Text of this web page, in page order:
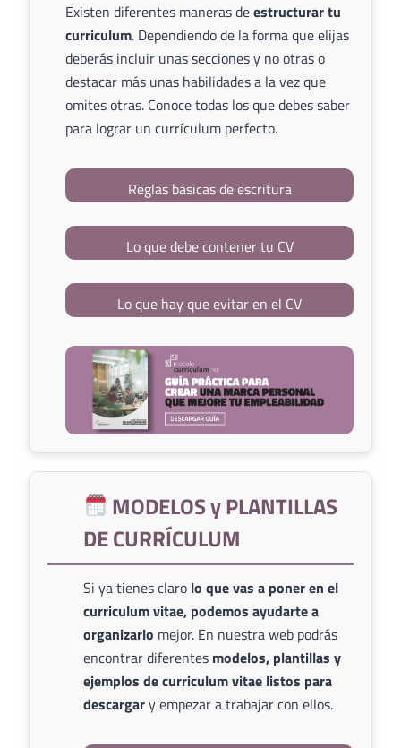
Existen diferentes maneras deestructurar tu
curriculum. Dependiendo de la forma que elijas
deberás incluir unas secciones y no otras o
destacar más unas habilidades a la vez que
omites otras. Conoce todas los que debes saber
para lograr un currículum perfecto.
Reglas básicas de escritura
Lo que debe contener tu CV
Lo que hay que evitar en el CV
MODELOS y PLANTILLAS
DE CURRÍCULUM
Si ya tienes claro lo que vas a poner en el
curriculum vitae, podemos ayudarte a
organizarlo mejor. En nuestra web podrás
encontrar diferentes modelos, plantillas y
ejemplos de curriculum vitae listos para
descargary empezar a trabajar con ellos.